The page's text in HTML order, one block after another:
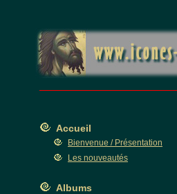
Accueil
Bienvenue / Présentation
Les nouveautés
Albums